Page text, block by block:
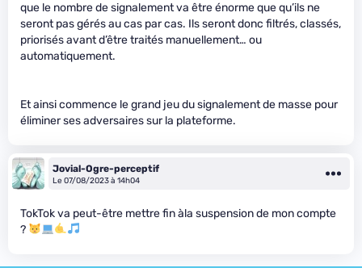
que le nombre de signalement va être énorme que qu’ils ne
seront pas gérés au cas par cas. Ils seront donc filtrés, classés,
priorisés avant d’être traités manuellement… ou
automatiquement.
Et ainsi commence le grand jeu du signalement de masse pour
éliminer ses adversaires sur la plateforme.
Jovial-Ogre-perceptif
Le 07/08/2023 à 14h04
TokTok va peut-être mettre fin àla suspension de mon compte
?